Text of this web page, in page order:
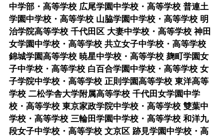
中学部・高等学校 広尾学園中学校・高等学校 普連土
学園中学校・高等学校 山脇学園中学校・高等学校 明
治学院高等学校 千代田区 大妻中学校・高等学校 神田
女学園中学校・高等学校 共立女子中学校・高等学校
錦城学園高等学校 暁星中学校・高等学校 麹町学園女
子中学校・高等学校 白百合学園中学校・高等学校 女
子学院中学校・高等学校 正則学園高等学校 東洋高等
学校 二松学舎大学附属高等学校 千代田女学園中学
校・高等学校 東京家政学院中学校・高等学校 雙葉中
学校・高等学校 三輪田学園中学校・高等学校 和洋九
段女子中学校・高等学校 文京区 跡見学園中学校・高